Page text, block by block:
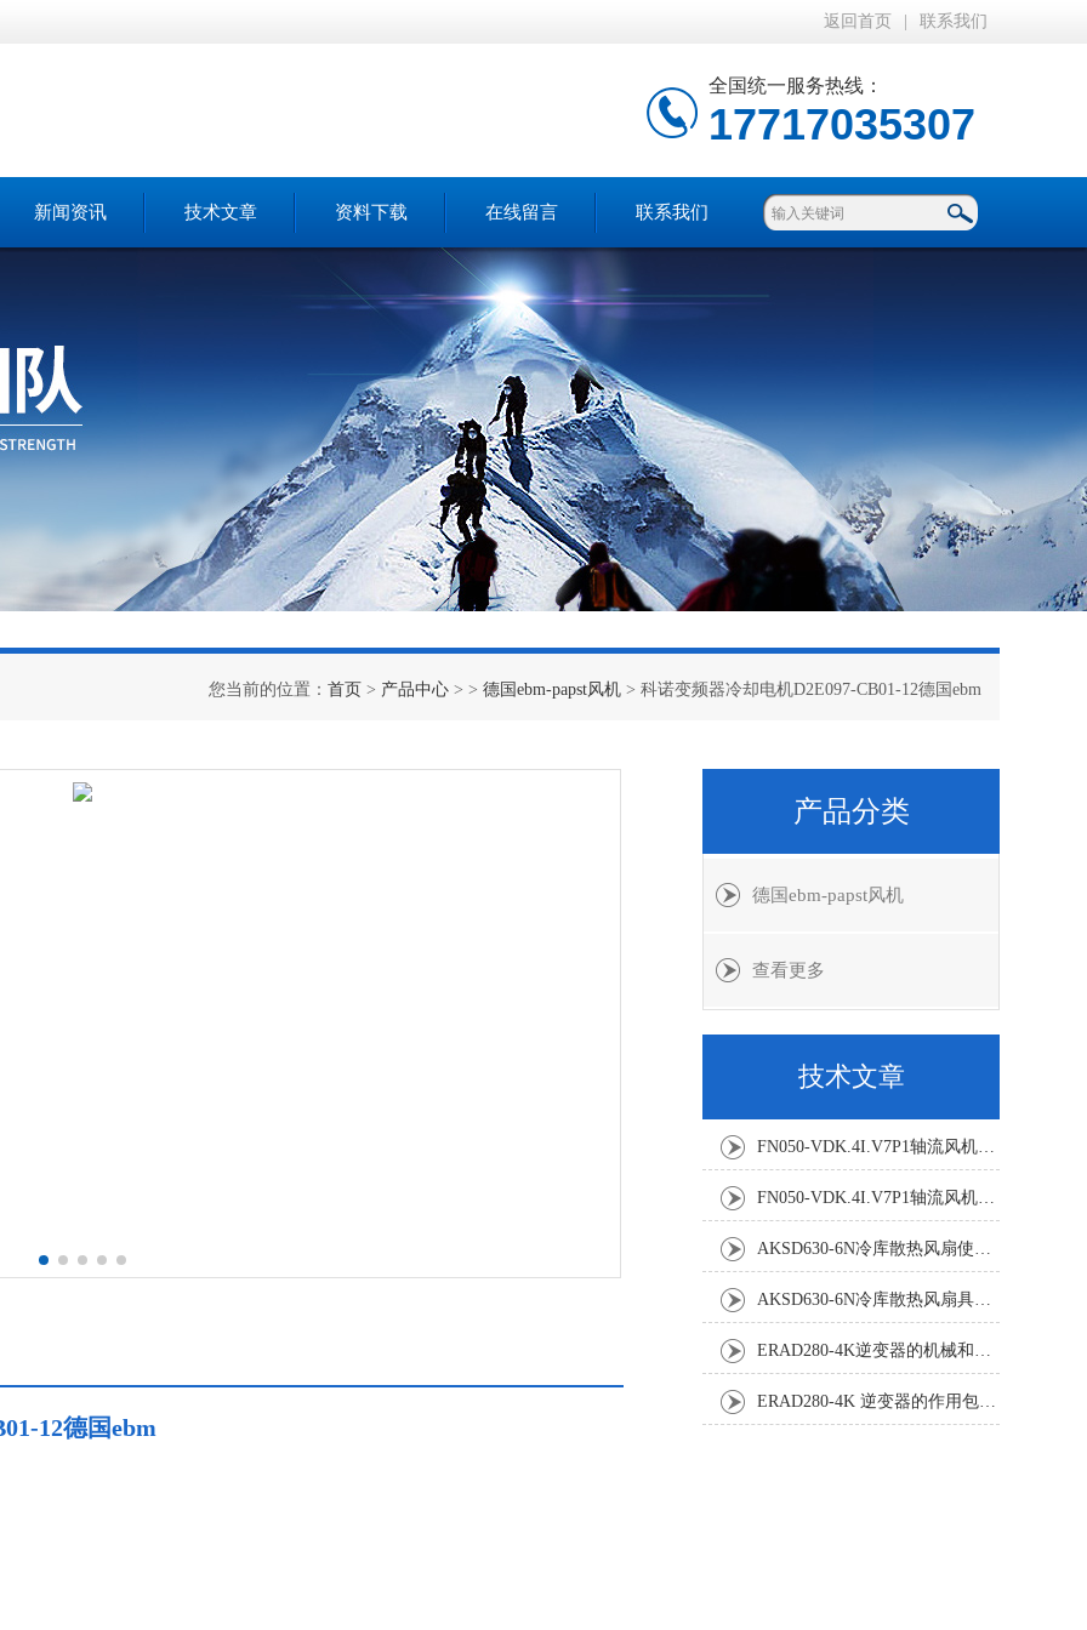
返回首页 联系我们
全国统一服务热线：
17717035307
新闻资讯 技术文章 资料下载 在线留言 联系我们
您当前的位置： 首页 > 产品中心 > > 德国ebm-papst风机 > 科诺变频器冷却电机D2E097-CB01-12德国ebm
12德国ebm
产品分类
德国ebm-papst风机
查看更多
技术文章
FN050-VDK.4I.V7P1轴流风机：精密温控背后的空气动力学杰作
FN050-VDK.4I.V7P1轴流风机：工业散热系统的静音革新者
AKSD630-6N冷库散热风扇使用效果怎样?
AKSD630-6N冷库散热风扇具体应用原理和优势如下
ERAD280-4K逆变器的机械和电气安装规程
ERAD280-4K 逆变器的作用包括哪些？